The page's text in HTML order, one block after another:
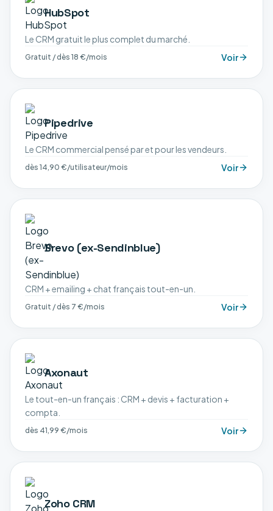
HubSpot
Le CRM gratuit le plus complet du marché.
Gratuit / dès 18 €/mois Voir
Pipedrive
Le CRM commercial pensé par et pour les vendeurs.
dès 14,90 €/utilisateur/mois Voir
Brevo (ex-Sendinblue)
CRM + emailing + chat français tout-en-un.
Gratuit / dès 7 €/mois Voir
Axonaut
Le tout-en-un français : CRM + devis + facturation +
compta.
dès 41,99 €/mois Voir
Zoho CRM